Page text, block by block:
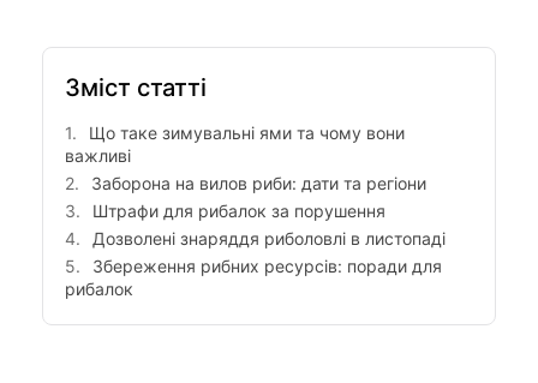
Зміст статті
Що таке зимувальні ями та чому вони
важливі
Заборона на вилов риби: дати та регіони
Штрафи для рибалок за порушення
Дозволені знаряддя риболовлі в листопаді
Збереження рибних ресурсів: поради для
рибалок